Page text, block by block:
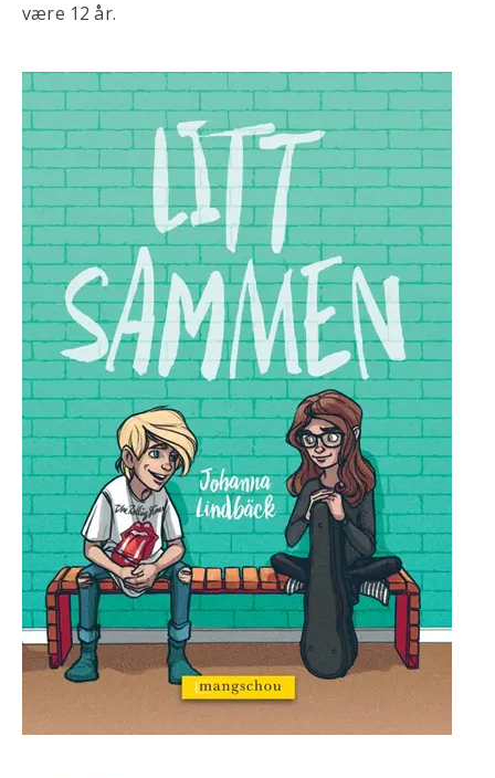
være 12 år.